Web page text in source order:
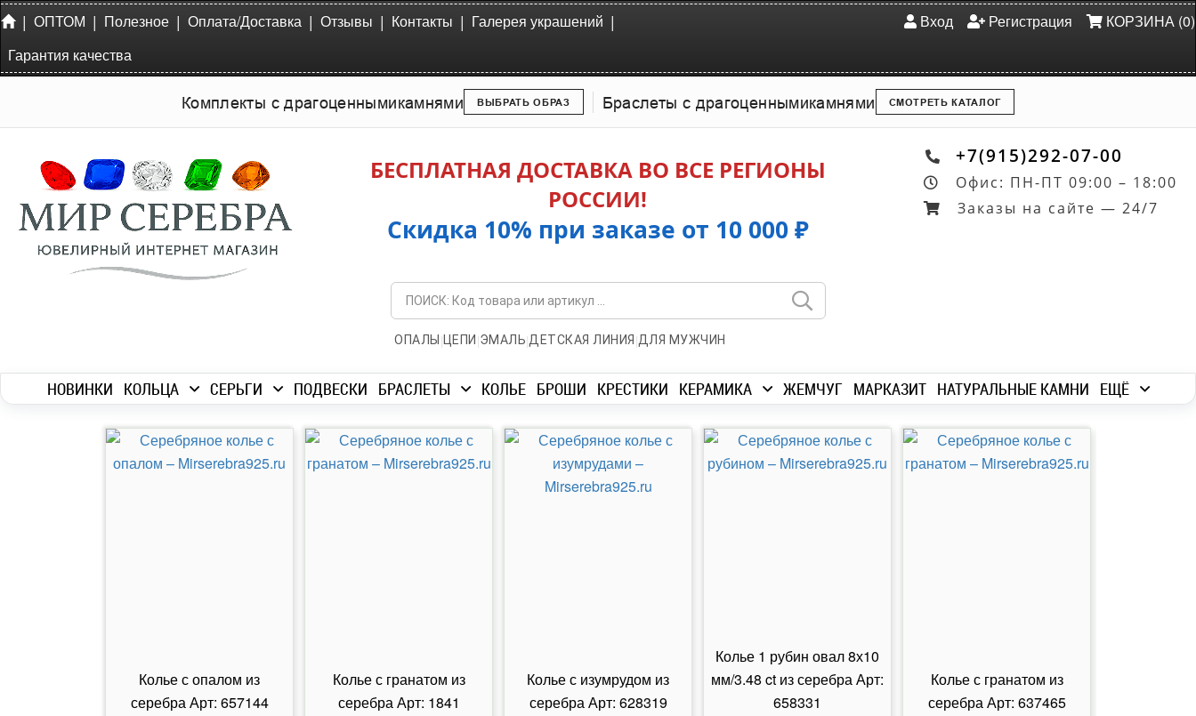
| ОПТОМ | Полезное | Оплата/Доставка | Отзывы | Контакты | Галерея украшений |
Гарантия качества
Вход Регистрация КОРЗИНА (0)
Комплекты с драгоценнымикамнями ВЫБРАТЬ ОБРАЗ Браслеты с драгоценнымикамнями СМОТРЕТЬ КАТАЛОГ
БЕСПЛАТНАЯ ДОСТАВКА ВО ВСЕ РЕГИОНЫ
РОССИИ!
Скидка 10% при заказе от 10 000 ₽
ОПАЛЫ | ЦЕПИ |ЭМАЛЬ|ДЕТСКАЯ ЛИНИЯ |ДЛЯ МУЖЧИН
+7(915)292-07-00
Офис: ПН-ПТ 09:00 – 18:00
Заказы на сайте — 24/7
НОВИНКИ КОЛЬЦА СЕРЬГИ ПОДВЕСКИ БРАСЛЕТЫ КОЛЬЕ БРОШИ КРЕСТИКИ КЕРАМИКА ЖЕМЧУГ МАРКАЗИТ НАТУРАЛЬНЫЕ КАМНИ ЕЩЁ
Колье с опалом из
серебра Арт: 657144
Колье с гранатом из
серебра Арт: 1841
Колье с изумрудом из
серебра Арт: 628319
Колье 1 рубин овал 8х10
мм/3.48 ct из серебра Арт:
658331
Колье с гранатом из
серебра Арт: 637465